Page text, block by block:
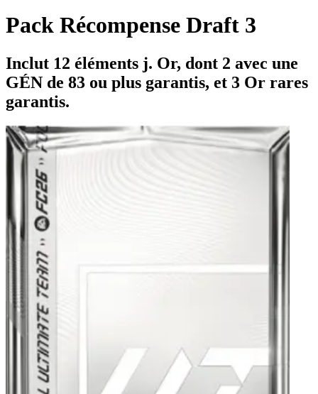
Pack Récompense Draft 3
Inclut 12 éléments j. Or, dont 2 avec une
GÉN de 83 ou plus garantis, et 3 Or rares
garantis.